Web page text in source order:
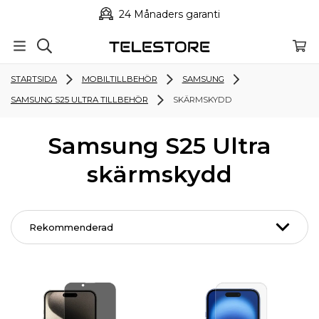
24 Månaders garanti
STARTSIDA MOBILTILLBEHÖR SAMSUNG
SAMSUNG S25 ULTRA TILLBEHÖR SKÄRMSKYDD
Samsung S25 Ultra
skärmskydd